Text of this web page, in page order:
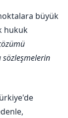
büyük
hukuk
sözleşmelerin